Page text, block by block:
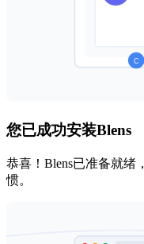
您已成功安装Blens
恭喜！Blens已准备就绪
惯。